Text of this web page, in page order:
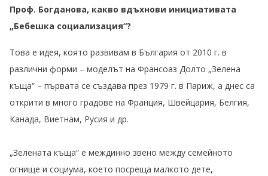
Проф. Богданова, какво вдъхнови инициативата
„Бебешка социализация“?
Това е идея, която развивам в България от 2010 г. в
различни форми – моделът на Франсоаз Долто „Зелена
къща“ – първата се създава през 1979 г. в Париж, а днес са
открити в много градове на Франция, Швейцария, Белгия,
Канада, Виетнам, Русия и др.
„Зелената къща“ е междинно звено между семейното
огнище и социума, което посреща малкото дете,